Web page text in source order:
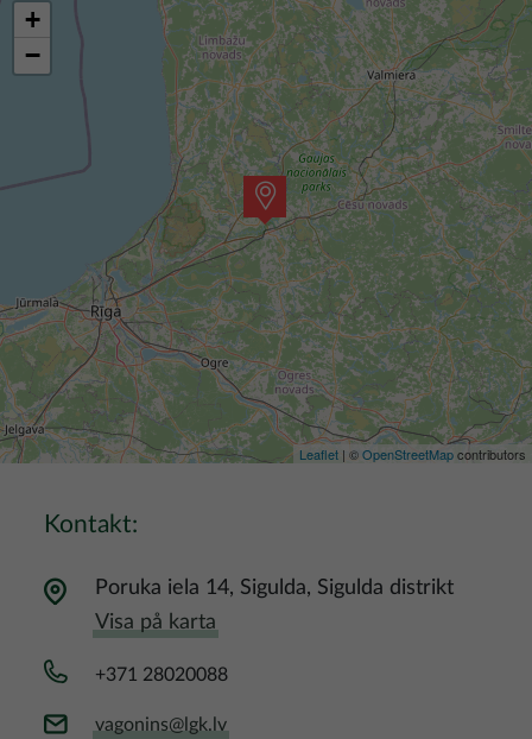
+
−
Leaflet | ©OpenStreetMapcontributors
Kontakt:
Poruka iela 14, Sigulda, Sigulda distrikt
Visa på karta
+371 28020088
vagonins@lgk.lv